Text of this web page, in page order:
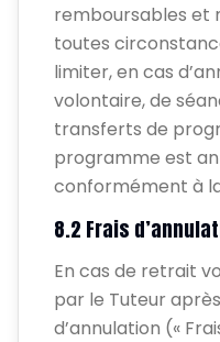
remboursables et
toutes
limiter, en cas
volontaire, de
transferts de
programme est
conformément à
8.2 Frais
En cas de retrait
par le Tuteur
d’annulation («